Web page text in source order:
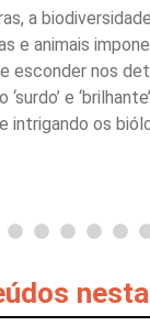
a
e animais
esconder nos
e
intrigando os